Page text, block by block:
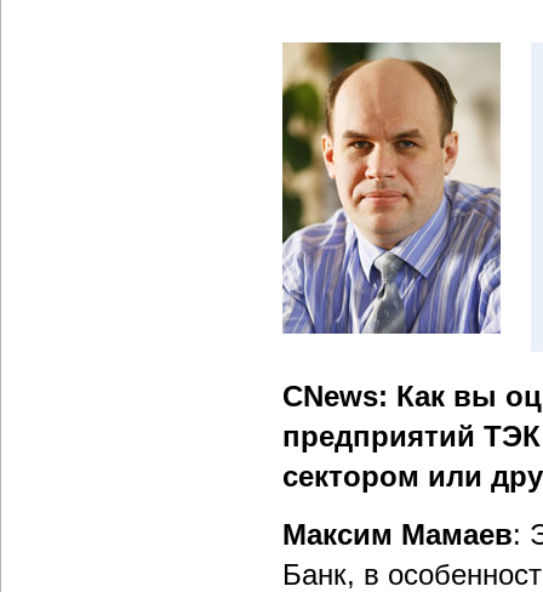
CNews: Как вы
предприятий
сектором или
Максим Мамаев:
Банк, в